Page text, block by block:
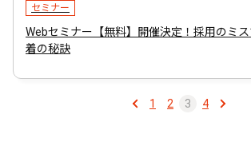
セミナー
Webセミナー【無料】開催決定！採用のミ
着の秘訣
1 2 3 4